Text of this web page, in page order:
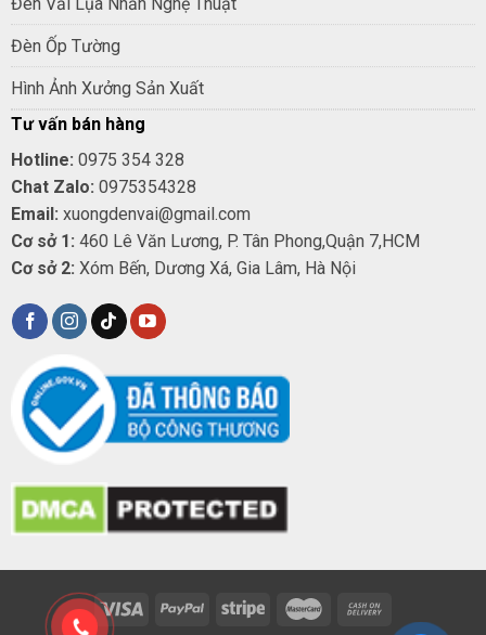
Đèn Vải Lụa Nhăn Nghệ Thuật
Đèn Ốp Tường
Hình Ảnh Xưởng Sản Xuất
Tư vấn bán hàng
Hotline: 0975 354 328
Chat Zalo: 0975354328
Email: xuongdenvai@gmail.com
Cơ sở 1: 460 Lê Văn Lương, P. Tân Phong,Quận 7,HCM
Cơ sở 2: Xóm Bến, Dương Xá, Gia Lâm, Hà Nội